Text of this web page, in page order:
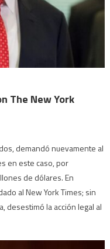
The New York
demandó nuevamente al
en este caso, por
de dólares. En
al New York Times; sin
desestimó la acción legal al